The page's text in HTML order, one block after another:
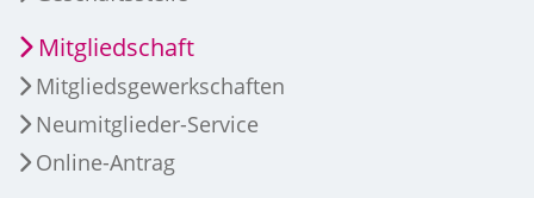
Mitgliedschaft
Mitgliedsgewerkschaften
Neumitglieder-Service
Online-Antrag